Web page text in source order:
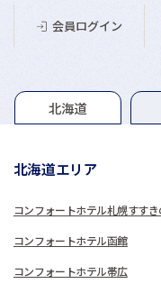
会員ログイン
グループホテル一覧
北海道
北海道エリア
コンフォートホテル札幌すすき
コンフォートホテル函館
コンフォートホテル帯広